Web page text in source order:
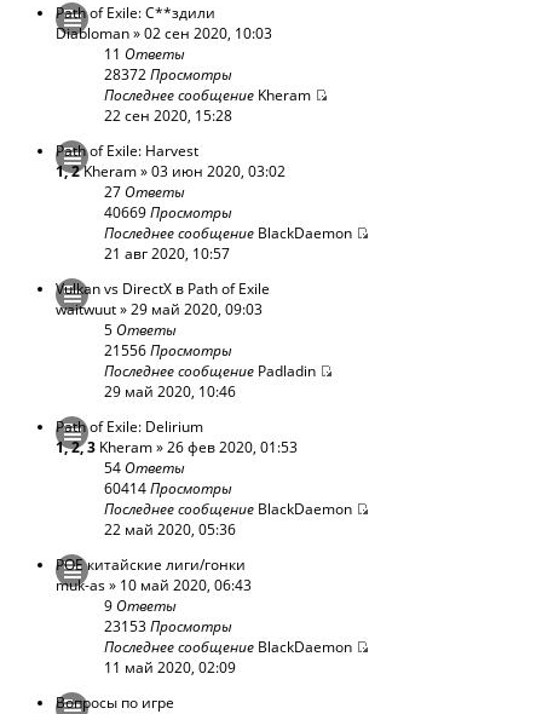
Path of Exile: С**здили
Diabloman» 02 сен 2020, 10:03
11 Ответы
28372Просмотры
Последнее сообщение Kheram
22 сен 2020, 15:28
Path of Exile: Harvest
1,2Kheram» 03 июн 2020, 03:02
27Ответы
40669Просмотры
Последнее сообщение BlackDaemon
21 авг 2020, 10:57
Vulkan vs DirectX в Path of Exile
waitwuut» 29 май 2020, 09:03
5Ответы
21556Просмотры
Последнее сообщение Padladin
29 май 2020, 10:46
Path of Exile: Delirium
1,2,3 Kheram» 26 фев 2020, 01:53
54Ответы
60414Просмотры
Последнее сообщение BlackDaemon
22 май 2020, 05:36
POE китайские лиги/гонки
muk-as» 10 май 2020, 06:43
9Ответы
23153Просмотры
Последнее сообщение BlackDaemon
11 май 2020, 02:09
Вопросы по игре